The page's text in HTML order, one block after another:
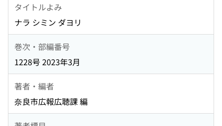
タイトルよみ
ナラ シミン ダヨリ
巻次・部編番号
1228号 2023年3月
著者・編者
奈良市広報広聴課 編